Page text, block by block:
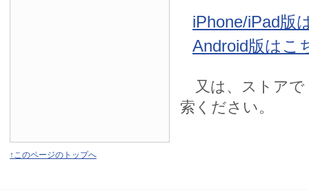
iPhone/iPad版
Android版はこ
又は、ストアで
索ください。
↑このページのトップへ